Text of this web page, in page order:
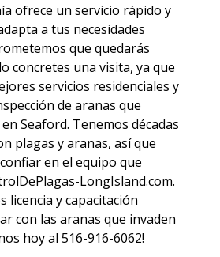
ofrece un servicio rápido y
a tus necesidades
que quedarás
concretes una visita, ya que
servicios residenciales y
de aranas que
Seaford. Tenemos décadas
plagas y aranas, así que
confiar en el equipo que
LongIsland.com.
licencia y capacitación
con las aranas que invaden
hoy al 516-916-6062!